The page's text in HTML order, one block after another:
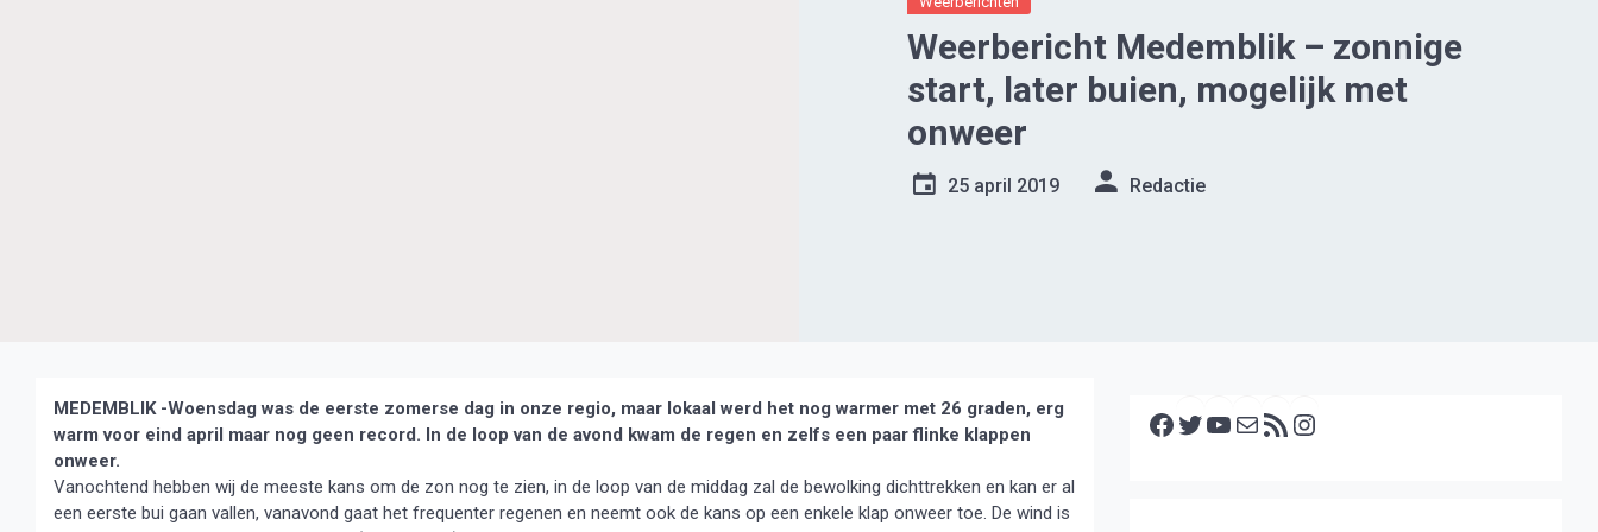
Weerbericht Medemblik – zonnige
start, later buien, mogelijk met
onweer
25 april 2019 Redactie
MEDEMBLIK -Woensdag was de eerste zomerse dag in onze regio, maar lokaal werd het nog warmer met 26 graden, erg
warm voor eind april maar nog geen record. In de loop van de avond kwam de regen en zelfs een paar flinke klappen
onweer.
Vanochtend hebben wij de meeste kans om de zon nog te zien, in de loop van de middag zal de bewolking dichttrekken en kan er al
een eerste bui gaan vallen, vanavond gaat het frequenter regenen en neemt ook de kans op een enkele klap onweer toe. De wind is
Facebook Twitter YouTube E-mail RSS feed